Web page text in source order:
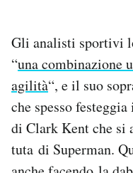
Gli analisti sportivi
“una combinazione
agilità“, e il suo
che spesso
di Clark Kent che si
tuta di Superman.